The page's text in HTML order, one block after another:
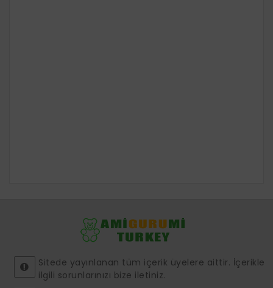
Sitede yayınlanan tüm içerik üyelere aittir. İçerikle
ilgili sorunlarınızı bize iletiniz.